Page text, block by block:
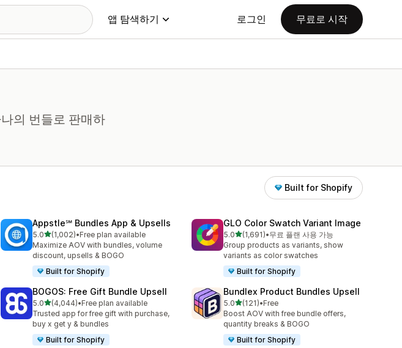
앱 탐색하기 로그인 무료로 시작
의 번들로 판매하
Built for Shopify
Appstle℠ Bundles App & Upsells
5.0별 5개 중
(1,002)
총 리뷰 1002개
•Free plan available
Maximize AOV with bundles, volume
discount, upsells & BOGO
Built for Shopify
GLO Color Swatch Variant Image
5.0별 5개 중
(1,691)
총 리뷰 1691개
•무료 플랜 사용 가능
Group products as variants, show
variants as color swatches
Built for Shopify
BOGOS: Free Gift Bundle Upsell
5.0별 5개 중
(4,044)
총 리뷰 4044개
•Free plan available
Trusted app for free gift with purchase,
buy x get y & bundles
Built for Shopify
Bundlex Product Bundles Upsell
5.0별 5개 중
(121)
총 리뷰 121개
•Free
Boost AOV with free bundle offers,
quantity breaks & BOGO
Built for Shopify